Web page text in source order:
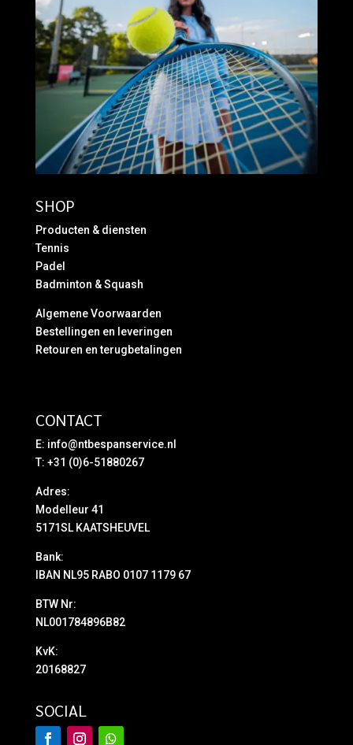
SHOP
Producten & diensten
Tennis
Padel
Badminton & Squash
Algemene Voorwaarden
Bestellingen en leveringen
Retouren en terugbetalingen
CONTACT
E: info@ntbespanservice.nl
T: +31 (0)6-51880267
Adres:
Modelleur 41
5171SL KAATSHEUVEL
Bank:
IBAN NL95 RABO 0107 1179 67
BTW Nr:
NL001784896B82
KvK:
20168827
SOCIAL